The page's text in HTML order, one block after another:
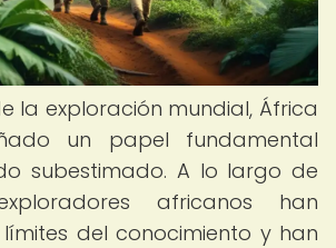
la exploración mundial, África
un papel fundamental
subestimado. A lo largo de
africanos han
del conocimiento y han